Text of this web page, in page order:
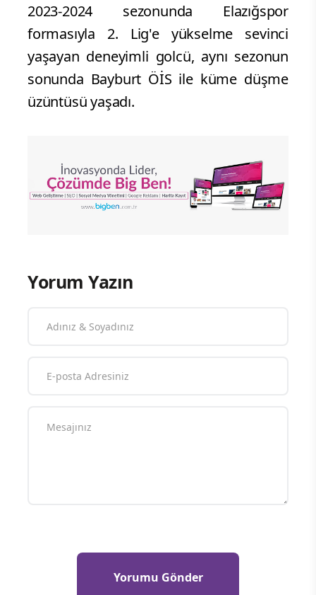
2023-2024 sezonunda Elazığspor
formasıyla 2. Lig'e yükselme sevinci
yaşayan deneyimli golcü, aynı sezonun
sonunda Bayburt ÖİS ile küme düşme
üzüntüsü yaşadı.
Yorum Yazın